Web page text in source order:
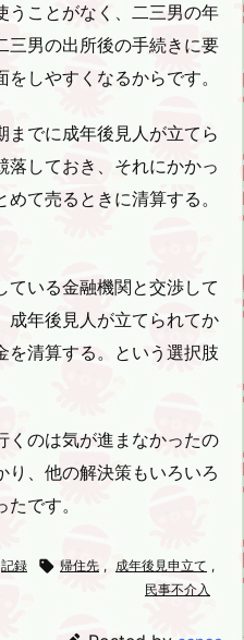
うことがなく、二三男の年
三男の出所後の手続きに要
しやすくなるからです。
までに成年後見人が立てら
落しておき、それにかかっ
て売るときに清算する。
ている金融機関と交渉して
成年後見人が立てられてか
を清算する。という選択肢
くのは気が進まなかったの
り、他の解決策もいろいろ
です。
記録  帰住先 , 成年後見申立て ,
民事不介入